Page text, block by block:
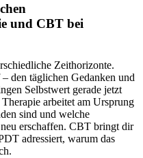
und CBT bei
Zeithorizonte.
den täglichen Gedanken und
Selbstwert gerade jetzt
arbeitet am Ursprung
sind und welche
erschaffen. CBT bringt dir
adressiert, warum das